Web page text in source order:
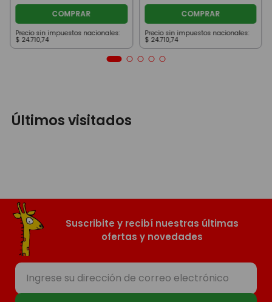
COMPRAR
Precio sin impuestos nacionales:
$ 24.710,74
COMPRAR
Precio sin impuestos nacionales:
$ 24.710,74
Últimos visitados
Suscribite y recibí nuestras últimas
ofertas y novedades